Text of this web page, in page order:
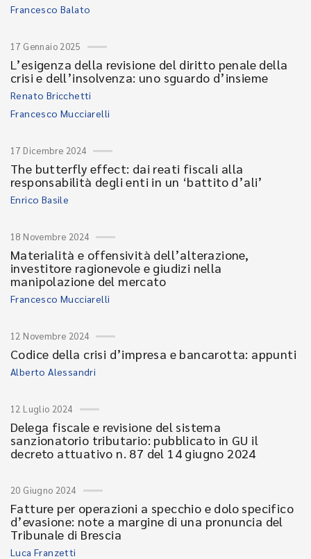
Francesco Balato
17 Gennaio 2025
L’esigenza della revisione del diritto penale della
crisi e dell’insolvenza: uno sguardo d’insieme
Renato Bricchetti
Francesco Mucciarelli
17 Dicembre 2024
The butterfly effect: dai reati fiscali alla
responsabilità degli enti in un ‘battito d’ali’
Enrico Basile
18 Novembre 2024
Materialità e offensività dell’alterazione,
investitore ragionevole e giudizi nella
manipolazione del mercato
Francesco Mucciarelli
12 Novembre 2024
Codice della crisi d’impresa e bancarotta: appunti
Alberto Alessandri
12 Luglio 2024
Delega fiscale e revisione del sistema
sanzionatorio tributario: pubblicato in GU il
decreto attuativo n. 87 del 14 giugno 2024
20 Giugno 2024
Fatture per operazioni a specchio e dolo specifico
d’evasione: note a margine di una pronuncia del
Tribunale di Brescia
Luca Franzetti